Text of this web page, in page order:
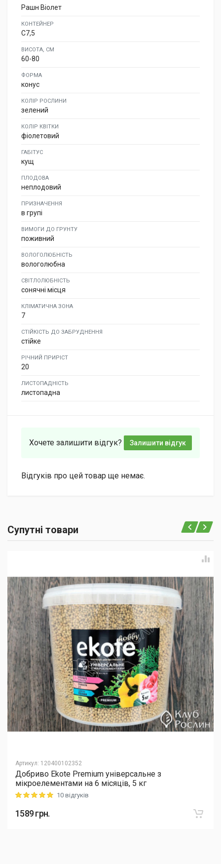
Рашн Віолет
КОНТЕЙНЕР
C7,5
ВИСОТА, СМ
60-80
ФОРМА
конус
КОЛІР РОСЛИНИ
зелений
КОЛІР КВІТКИ
фіолетовий
ГАБІТУС
кущ
ПЛОДОВА
неплодовий
ПРИЗНАЧЕННЯ
в групі
ВИМОГИ ДО ГРУНТУ
поживний
ВОЛОГОЛЮБНІСТЬ
вологолюбна
СВІТЛОЛЮБНІСТЬ
сонячні місця
КЛІМАТИЧНА ЗОНА
7
СТІЙКІСТЬ ДО ЗАБРУДНЕННЯ
стійке
РІЧНИЙ ПРИРІСТ
20
ЛИСТОПАДНІСТЬ
листопадна
Хочете залишити відгук? Залишити відгук
Відгуків про цей товар ще немає.
Супутні товари
Артикул: 120400102352
Добриво Еkote Premium універсальне з
мікроелементами на 6 місяців, 5 кг
Rating: 5 out of 510 відгуків
1589грн.